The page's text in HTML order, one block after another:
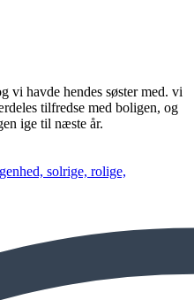
vi havde hendes søster med. vi
tilfredse med boligen, og
ige til næste år.
solrige, rolige,